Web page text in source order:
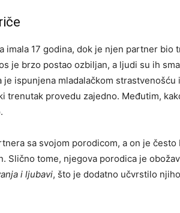
imala 17 godina, dok je njen partner bio
je brzo postao ozbiljan, a ljudi su ih
je ispunjena mladalačkom
trenutak provedu zajedno. Međutim,
sa svojom porodicom, a on je
Slično tome, njegova porodica je
i ljubavi, što je dodatno učvrstilo